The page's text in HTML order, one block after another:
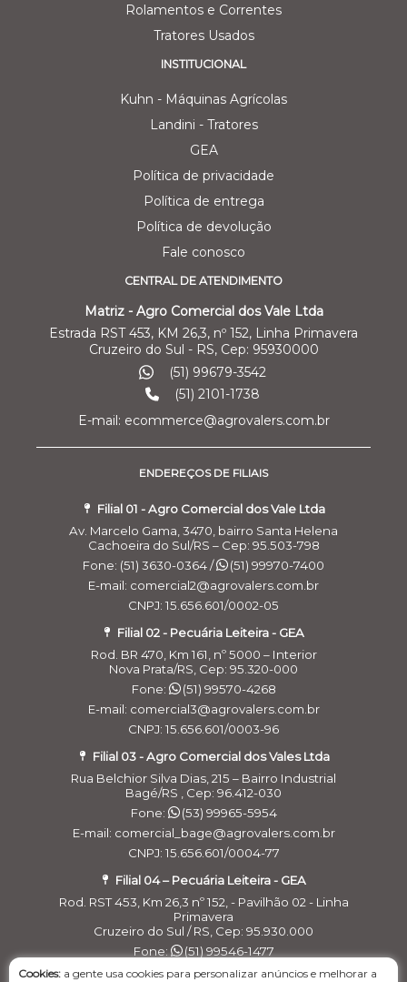
Rolamentos e Correntes
Tratores Usados
INSTITUCIONAL
Kuhn - Máquinas Agrícolas
Landini - Tratores
GEA
Política de privacidade
Política de entrega
Política de devolução
Fale conosco
CENTRAL DE ATENDIMENTO
Matriz - Agro Comercial dos Vale Ltda
Estrada RST 453, KM 26,3, nº 152, Linha Primavera
Cruzeiro do Sul - RS, Cep: 95930000
(51) 99679-3542
(51) 2101-1738
E-mail: ecommerce@agrovalers.com.br
ENDEREÇOS DE FILIAIS
Filial 01 - Agro Comercial dos Vale Ltda
Av. Marcelo Gama, 3470, bairro Santa Helena
Cachoeira do Sul/RS – Cep: 95.503-798
Fone: (51) 3630-0364 /
(51) 99970-7400
E-mail: comercial2@agrovalers.com.br
CNPJ: 15.656.601/0002-05
Filial 02 - Pecuária Leiteira - GEA
Rod. BR 470, Km 161, nº 5000 – Interior
Nova Prata/RS, Cep: 95.320-000
Fone:
(51) 99570-4268
E-mail: comercial3@agrovalers.com.br
CNPJ: 15.656.601/0003-96
Filial 03 - Agro Comercial dos Vales Ltda
Rua Belchior Silva Dias, 215 – Bairro Industrial
Bagé/RS , Cep: 96.412-030
Fone:
(53) 99965-5954
E-mail: comercial_bage@agrovalers.com.br
CNPJ: 15.656.601/0004-77
Filial 04 – Pecuária Leiteira - GEA
Rod. RST 453, Km 26,3 nº 152, - Pavilhão 02 - Linha
Primavera
Cruzeiro do Sul / RS, Cep: 95.930.000
Fone:
(51) 99546-1477
E-maill: financeirogea@agrovalers.com.br
Cookies: a gente usa cookies para personalizar anúncios e melhorar a